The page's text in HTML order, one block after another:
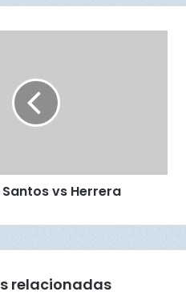
Santos vs Herrera
relacionadas